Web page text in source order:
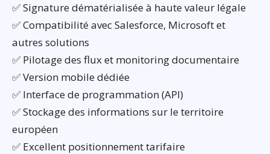
✅ Signature dématérialisée à haute valeur légale
✅ Compatibilité avec Salesforce, Microsoft et
autres solutions
✅ Pilotage des flux et monitoring documentaire
✅ Version mobile dédiée
✅ Interface de programmation (API)
✅ Stockage des informations sur le territoire
européen
✅ Excellent positionnement tarifaire